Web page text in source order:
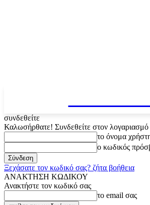
συνδεθείτε
Καλωσήρθατε! Συνδεθείτε στον λογαριασμό
το όνομα
ο κωδικός
Ξεχάσατε τον κωδικό σας? ζήτα βοήθεια
ΑΝΑΚΤΗΣΗ ΚΩΔΙΚΟΥ
Ανακτήστε τον κωδικό σας
το email σας